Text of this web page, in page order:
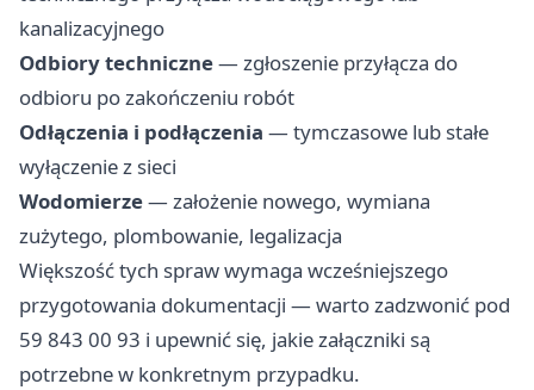
kanalizacyjnego
Odbiory techniczne— zgłoszenie przyłącza do
odbioru po zakończeniu robót
Odłączenia i podłączenia — tymczasowe lub stałe
wyłączenie z sieci
Wodomierze— założenie nowego, wymiana
zużytego, plombowanie, legalizacja
Większość tych spraw wymaga wcześniejszego
przygotowania dokumentacji — warto zadzwonić pod
59 843 00 93 i upewnić się, jakie załączniki są
potrzebne w konkretnym przypadku.